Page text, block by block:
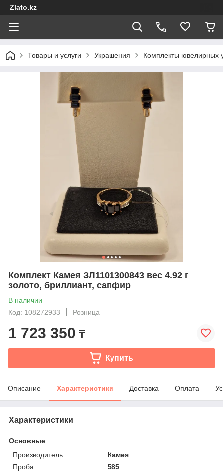
Zlato.kz
Товары и услуги Украшения Комплекты ювелирных
Комплект Камея ЗЛ1101300843 вес 4.92 г
золото, бриллиант, сапфир
В наличии
Код: 108272933
Розница
1 723 350 ₸
Купить
Описание Характеристики Доставка Оплата
Характеристики
Основные
Производитель
Камея
Проба
585